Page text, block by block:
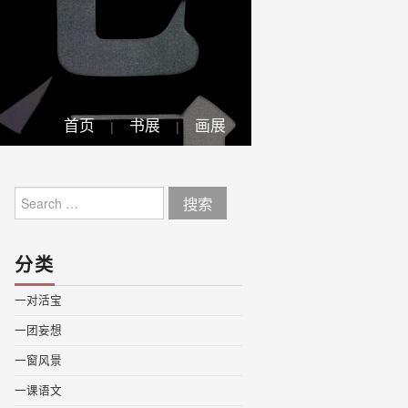
首页 书展 画展
for:
分类
一对活宝
一团妄想
一窗风景
一课语文